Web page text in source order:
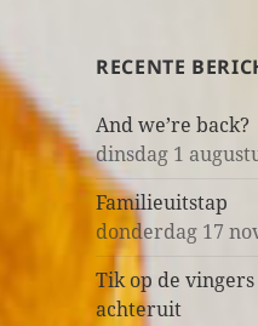
RECENTE
And we’re back?
dinsdag 1
Familieuitstap
donderdag 17
Tik op de
achteruit